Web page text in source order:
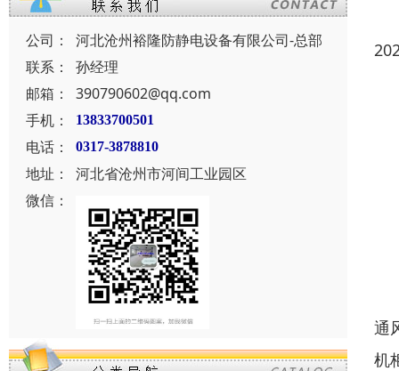
公司：
河北沧州裕隆防静电设备有限公司-总部
联系：
孙经理
邮箱：
390790602@qq.com
手机：
13833700501
电话： 0317-3878810
地址：
河北省沧州市河间工业园区
微信：
通
机